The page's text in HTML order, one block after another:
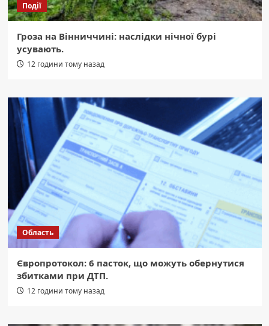
Події
Гроза на Вінниччині: наслідки нічної бурі
усувають.
12 години тому назад
Область
Європротокол: 6 пасток, що можуть обернутися
збитками при ДТП.
12 години тому назад